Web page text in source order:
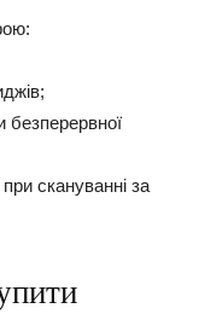
безперервної
скануванні за